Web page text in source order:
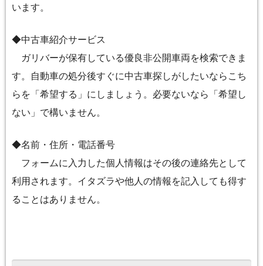
います。
◆中古車紹介サービス
ガリバーが保有している優良非公開車両を検索できま
す。自動車の処分後すぐに中古車探しがしたいならこち
らを「希望する」にしましょう。必要ないなら「希望し
ない」で構いません。
◆名前・住所・電話番号
フォームに入力した個人情報はその後の連絡先として
利用されます。イタズラや他人の情報を記入しても得す
ることはありません。